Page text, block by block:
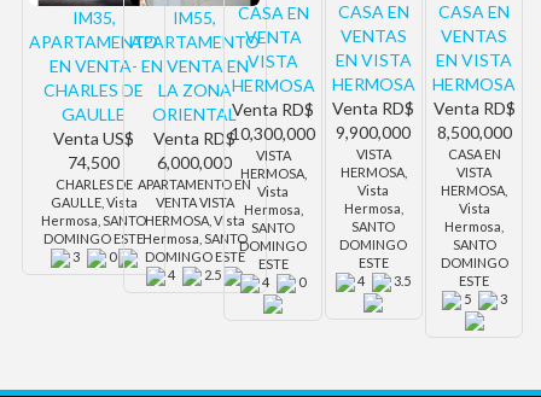
IM35,
APARTAMENTO
EN VENTA-
CHARLES DE
GAULLE
Venta US$
74,500
CHARLES DE
GAULLE, Vista
Hermosa, SANTO
DOMINGO ESTE
3
0
IM55,
APARTAMENTO
EN VENTA EN
LA ZONA
ORIENTAL
Venta RD$
6,000,000
APARTAMENTO EN
VENTA VISTA
HERMOSA, Vista
Hermosa, SANTO
DOMINGO ESTE
4
2.5
CASA EN
VENTA
VISTA
HERMOSA
Venta RD$
10,300,000
VISTA
HERMOSA,
Vista
Hermosa,
SANTO
DOMINGO
ESTE
4
0
CASA EN
VENTAS
EN VISTA
HERMOSA
Venta RD$
9,900,000
VISTA
HERMOSA,
Vista
Hermosa,
SANTO
DOMINGO
ESTE
4
3.5
CASA EN
VENTAS
EN VISTA
HERMOSA
Venta RD$
8,500,000
CASA EN
VISTA
HERMOSA,
Vista
Hermosa,
SANTO
DOMINGO
ESTE
5
3